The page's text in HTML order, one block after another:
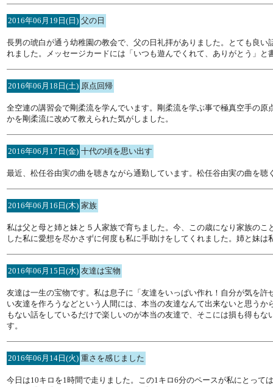
2016年06月19日(日) 父の日
長男の琥白が通う幼稚園の教会で、父の日礼拝がありました。とても良
れました。メッセージカードには「いつも遊んでくれて、ありがとう」
2016年06月18日(土) 原点回帰
全空連の講習会で剛柔流を学んでいます。剛柔流を学ぶ事で極真空手の
かを剛柔流に改めて教えられた気がしました。
2016年06月17日(金) 十代の頃を思い出す
最近、松任谷由実の曲を聴きながら通勤しています。松任谷由実の曲を聴
2016年06月16日(木) 家族
私は父と母と姉と妹と５人家族で育ちました。今、この歳になり家族の
した私に愛想を尽かさずに何度も私に手助けをしてくれました。姉と妹
2016年06月15日(水) 友達は宝物
友達は一生の宝物です。私は息子に「友達をいっぱい作れ！自分が気を
い友達を作ろうなどという人間には、本当の友達なんて出来ないと思う
もない話をしているだけで楽しいのが本当の友達で、そこには損も得も
す。
2016年06月14日(火) 重さを感じました
今日は10キロを1時間で走りました。この1キロ6分のペースが私にとっ